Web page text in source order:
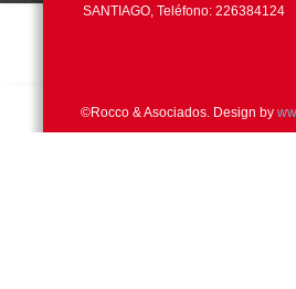
SANTIAGO, Teléfono: 226384124
©Rocco & Asociados. Design by